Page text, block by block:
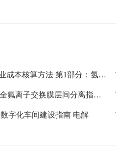
T/CCASC 4003.1-2022 氯碱工业成本核算方法 第1部分：氢氧化钾
T/SDMS 014-2025 氯碱工业用全氟离子交换膜层间分离指标要求及测试方法
字化车间建设指南 电解